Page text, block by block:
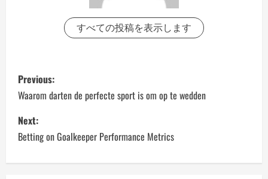
すべての投稿を表示します
P
o
s
t
Previous:
Waarom darten de perfecte sport is om op te wedden
Next:
Betting on Goalkeeper Performance Metrics